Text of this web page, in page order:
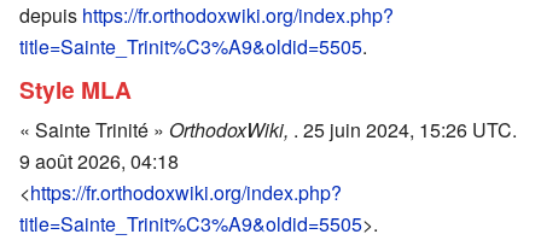
depuis https://fr.orthodoxwiki.org/index.php?
title=Sainte_Trinit%C3%A9&oldid=5505.
Style MLA
« Sainte Trinité » OrthodoxWiki, . 25 juin 2024, 15:26 UTC.
9 août 2026, 04:18
<https://fr.orthodoxwiki.org/index.php?
title=Sainte_Trinit%C3%A9&oldid=5505>.